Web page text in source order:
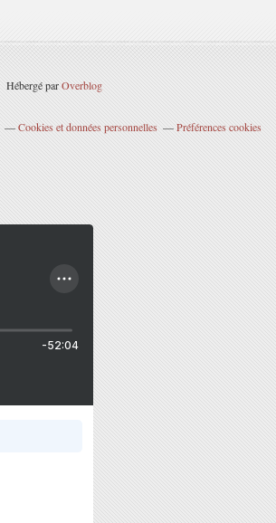
Hébergé parOverblog
Cookies et données personnelles Préférences cookies
-52:04